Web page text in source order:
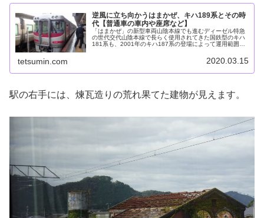
逆風に立ち向かうはまかぜ、キハ189系とその時
代【普通車の車内や座席など】
「はまかぜ」の新型車両山陰本線でも進むディーゼル特急
の世代交代山陰本線で長らく使用されてきた国鉄型のキハ
181系も、2001年のキハ187系の登場によって運用範囲は
tetsumin.com 2020.03.15
駅の右手には、煉瓦造りの荒れ果てた建物が見えます。